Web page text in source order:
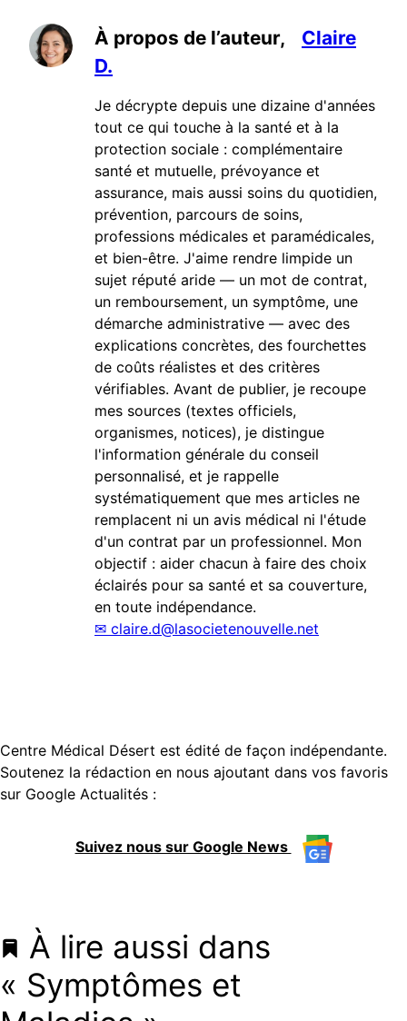
À propos de l’auteur,
Claire
D.
Je décrypte depuis une dizaine d'années
tout ce qui touche à la santé et à la
protection sociale : complémentaire
santé et mutuelle, prévoyance et
assurance, mais aussi soins du quotidien,
prévention, parcours de soins,
professions médicales et paramédicales,
et bien-être. J'aime rendre limpide un
sujet réputé aride — un mot de contrat,
un remboursement, un symptôme, une
démarche administrative — avec des
explications concrètes, des fourchettes
de coûts réalistes et des critères
vérifiables. Avant de publier, je recoupe
mes sources (textes officiels,
organismes, notices), je distingue
l'information générale du conseil
personnalisé, et je rappelle
systématiquement que mes articles ne
remplacent ni un avis médical ni l'étude
d'un contrat par un professionnel. Mon
objectif : aider chacun à faire des choix
éclairés pour sa santé et sa couverture,
en toute indépendance.
✉ claire.d@lasocietenouvelle.net
Centre Médical Désert est édité de façon indépendante.
Soutenez la rédaction en nous ajoutant dans vos favoris
sur Google Actualités :
Suivez nous sur Google News
À lire aussi dans
« Symptômes et